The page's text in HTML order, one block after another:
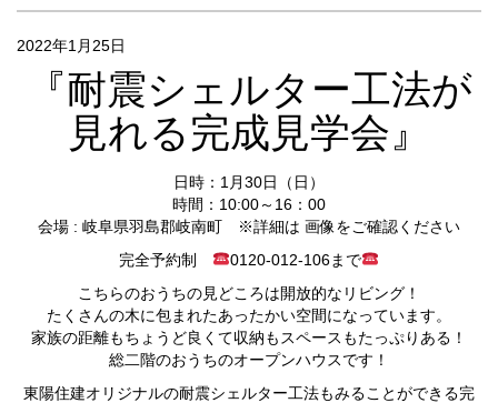
2022年1月25日
『耐震シェルター工法が
見れる完成見学会』
日時：1月30日（日）
時間：10:00～16：00
会場 : 岐阜県羽島郡岐南町 ※詳細は 画像をご確認ください
完全予約制
0120-012-106まで
こちらのおうちの見どころは開放的なリビング！
たくさんの木に包まれたあったかい空間になっています。
家族の距離もちょうど良くて収納もスペースもたっぷりある！
総二階のおうちのオープンハウスです！
東陽住建オリジナルの耐震シェルター工法もみることができる完